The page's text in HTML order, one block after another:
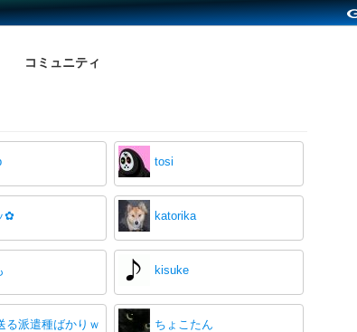
コミュニティ
tosi
✿ katorika
kisuke
る派遣種ばかりｗ ちょこたん